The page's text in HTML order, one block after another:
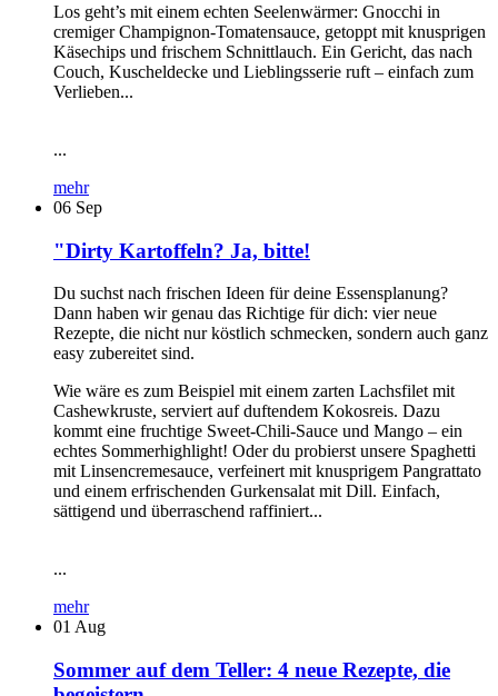
Los geht’s mit einem echten Seelenwärmer: Gnocchi in
cremiger Champignon-Tomatensauce, getoppt mit knusprigen
Käsechips und frischem Schnittlauch. Ein Gericht, das nach
Couch, Kuscheldecke und Lieblingsserie ruft – einfach zum
Verlieben...
...
mehr
06 Sep
"Dirty Kartoffeln? Ja, bitte!
Du suchst nach frischen Ideen für deine Essensplanung?
Dann haben wir genau das Richtige für dich: vier neue
Rezepte, die nicht nur köstlich schmecken, sondern auch ganz
easy zubereitet sind.
Wie wäre es zum Beispiel mit einem zarten Lachsfilet mit
Cashewkruste, serviert auf duftendem Kokosreis. Dazu
kommt eine fruchtige Sweet-Chili-Sauce und Mango – ein
echtes Sommerhighlight! Oder du probierst unsere Spaghetti
mit Linsencremesauce, verfeinert mit knusprigem Pangrattato
und einem erfrischenden Gurkensalat mit Dill. Einfach,
sättigend und überraschend raffiniert...
...
mehr
01 Aug
Sommer auf dem Teller: 4 neue Rezepte, die